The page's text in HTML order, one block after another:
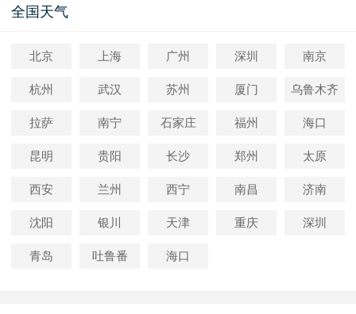
全国天气
北京 上海 广州 深圳 南京
杭州 武汉 苏州 厦门 乌鲁木齐
拉萨 南宁 石家庄 福州 海口
昆明 贵阳 长沙 郑州 太原
西安 兰州 西宁 南昌 济南
沈阳 银川 天津 重庆 深圳
青岛 吐鲁番 海口